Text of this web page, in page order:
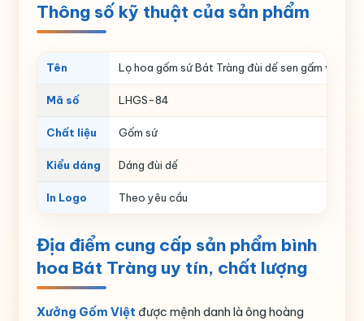
Thông số kỹ thuật của sản phẩm
Tên Lọ hoa gốm sứ Bát Tràng đùi dế sen gấm vàng
Mã số LHGS-84
Chất liệu Gốm sứ
Kiểu dáng Dáng đùi dế
In Logo Theo yêu cầu
Địa điểm cung cấp sản phẩm bình
hoa Bát Tràng uy tín, chất lượng
Xưởng Gốm Việt được mệnh danh là ông hoàng